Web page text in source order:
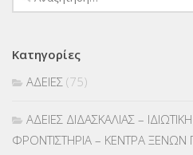
για:
Κατηγορίες
ΑΔΕΙΕΣ (75)
ΑΔΕΙΕΣ ΔΙΔΑΣΚΑΛΙΑΣ –
ΦΡΟΝΤΙΣΤΗΡΙΑ – ΚΕΝΤΡΑ